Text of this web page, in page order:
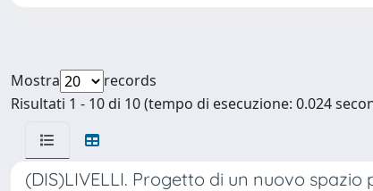
Mostra
records
Risultati 1 - 10 di 10 (tempo di esecuzione: 0.024
(DIS)LIVELLI. Progetto di un nuovo